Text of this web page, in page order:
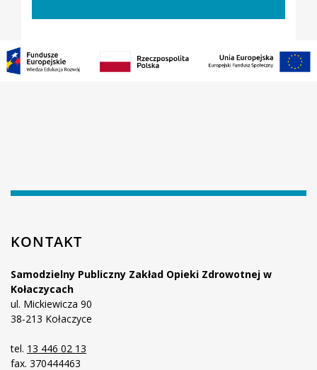
KONTAKT
Samodzielny Publiczny Zakład Opieki Zdrowotnej w
Kołaczycach
ul. Mickiewicza 90
38-213 Kołaczyce
tel. 13 446 02 13
fax. 370444463